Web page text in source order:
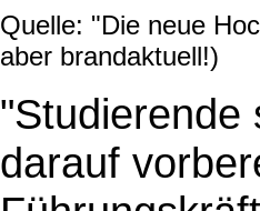
Quelle: "Die neue
aber brandaktuell!)
"Studierende
darauf